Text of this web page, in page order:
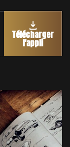
Télécharger
l'appli